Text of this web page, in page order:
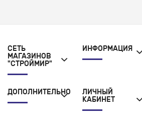
СЕТЬ
МАГАЗИНОВ
"СТРОЙМИР"
ИНФОРМАЦИЯ
ДОПОЛНИТЕЛЬНО
ЛИЧНЫЙ
КАБИНЕТ